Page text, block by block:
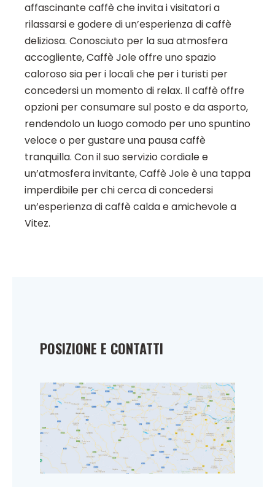
affascinante caffè che invita i visitatori a
rilassarsi e godere di un’esperienza di caffè
deliziosa. Conosciuto per la sua atmosfera
accogliente, Caffè Jole offre uno spazio
caloroso sia per i locali che per i turisti per
concedersi un momento di relax. Il caffè offre
opzioni per consumare sul posto e da asporto,
rendendolo un luogo comodo per uno spuntino
veloce o per gustare una pausa caffè
tranquilla. Con il suo servizio cordiale e
un’atmosfera invitante, Caffè Jole è una tappa
imperdibile per chi cerca di concedersi
un’esperienza di caffè calda e amichevole a
Vitez.
POSIZIONE E CONTATTI